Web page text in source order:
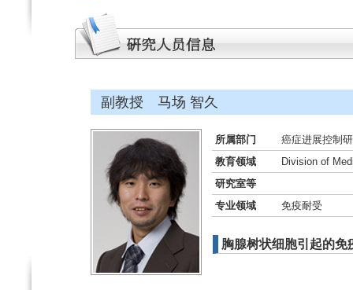
副教授 马场 智久
所属部门
癌症进展控制
教育领域
Division of
研究室等
专业领域
免疫耐受
胸腺树状细胞引起的免